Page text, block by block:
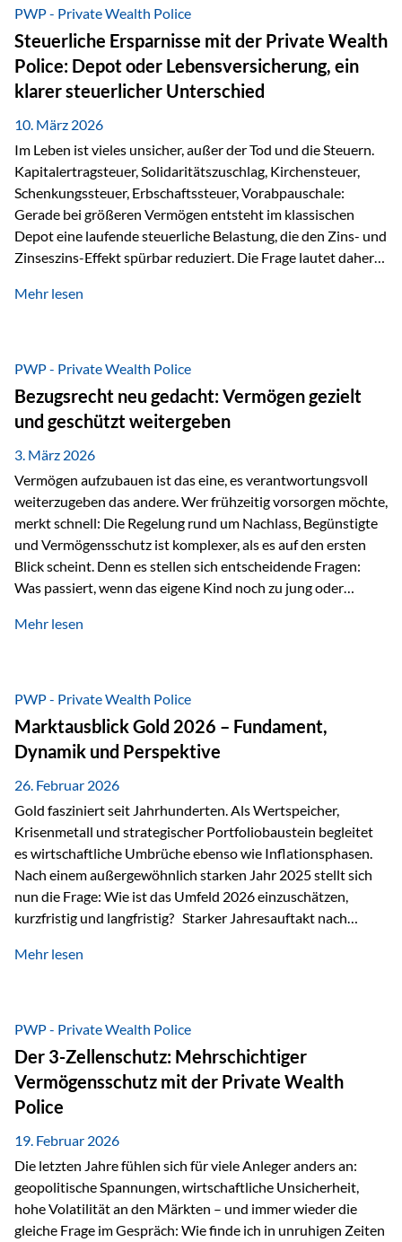
Stunden pro Jahr für vertrieblich tätige Personen in der
Versicherungsbranche. Über die Weiterbildungsdatenbank
von „gut beraten“ können absolvierte Bildungsmaßnahmen
zentral erfasst und dokumentiert werden. „gut beraten“
zertifiziert Als zertifizierter Bildungsanbieter können unsere
Webinare nun für die…
PWP - Private Wealth Police
Steuerliche Ersparnisse mit der Private Wealth
Police: Depot oder Lebensversicherung, ein
klarer steuerlicher Unterschied
10. März 2026
Im Leben ist vieles unsicher, außer der Tod und die Steuern.
Kapitalertragsteuer, Solidaritätszuschlag, Kirchensteuer,
Schenkungssteuer, Erbschaftssteuer, Vorabpauschale:
Gerade bei größeren Vermögen entsteht im klassischen
Depot eine laufende steuerliche Belastung, die den Zins- und
Zinseszins-Effekt spürbar reduziert. Die Frage lautet daher:
nicht laufend Kapital entziehen – sondern möglichst lange im
Privatdepot fallen an: Abgeltungssteuer Fondsbesteuerung
(Vorabpauschale, Teilfreistellung) Kein steuerlicher Abzug
der Vermögensverwaltungs-Gebühren /
Depotbankgebühren Jährliches Steuerreporting erforderlich
Zinsen, Dividenden und Kursgewinne werden laufend
besteuert.
Mehr lesen
PWP - Private Wealth Police
Bezugsrecht neu gedacht: Vermögen gezielt
und geschützt weitergeben
3. März 2026
Vermögen aufzubauen ist das eine, es verantwortungsvoll
weiterzugeben das andere. Wer frühzeitig vorsorgen möchte,
merkt schnell: Die Regelung rund um Nachlass, Begünstigte
und Vermögensschutz ist komplexer, als es auf den ersten
Blick scheint. Denn es stellen sich entscheidende Fragen:
Was passiert, wenn das eigene Kind noch zu jung oder
verwalten? Wie kann verhindert werden, dass Ex-Partner,
unbürokratisch übertragen, ohne ausschließlich auf ein
Testament angewiesen zu sein? Wenn klassische Lösungen
nicht ausreichen Traditionelle Nachlassregelungen stoßen
oft…
Mehr lesen
PWP - Private Wealth Police
Marktausblick Gold 2026 – Fundament,
Dynamik und Perspektive
26. Februar 2026
Gold fasziniert seit Jahrhunderten. Als Wertspeicher,
Krisenmetall und strategischer Portfoliobaustein begleitet
es wirtschaftliche Umbrüche ebenso wie Inflationsphasen.
Nach einem außergewöhnlich starken Jahr 2025 stellt sich
nun die Frage: Wie ist das Umfeld 2026 einzuschätzen,
kurzfristig und langfristig? Starker Jahresauftakt nach
Dynamik in das Jahr 2026 gestartet. Zwischen dem
Währungen: +11,5 % Bereits 2025 war ein außergewöhnlich
starkes Jahr: +64,4 % in USD Durchschnitt über alle
Währungen: +56,6 % Langfristig zeigt sich ebenfalls ein
solides…
Mehr lesen
PWP - Private Wealth Police
Der 3-Zellenschutz: Mehrschichtiger
Vermögensschutz mit der Private Wealth
Police
19. Februar 2026
Die letzten Jahre fühlen sich für viele Anleger anders an:
geopolitische Spannungen, wirtschaftliche Unsicherheit,
hohe Volatilität an den Märkten – und immer wieder die
gleiche Frage im Gespräch: Wie finde ich in unruhigen Zeiten